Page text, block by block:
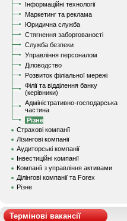
Інформаційні технології
Маркетинг та реклама
Юридична служба
Стягнення заборгованості
Служба безпеки
Управління персоналом
Діловодство
Розвиток філіальної мережі
Філії та відділення банку
(керівники)
Адміністративно-господарська
частина
Різне
Страхові компанії
Лізингові компанії
Аудиторські компанії
Інвестиційні компанії
Компанії з управління активами
Ділінгові компанії та Forex
Різне
Термінові вакансії